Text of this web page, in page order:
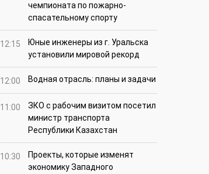
чемпионата по пожарно-
спасательному спорту
12:15
Юные инженеры из г. Уральска
установили мировой рекорд
12:00 Водная отрасль: планы и задачи
11:00
ЗКО с рабочим визитом посетил
министр транспорта
Республики Казахстан
10:30
Проекты, которые изменят
экономику Западного